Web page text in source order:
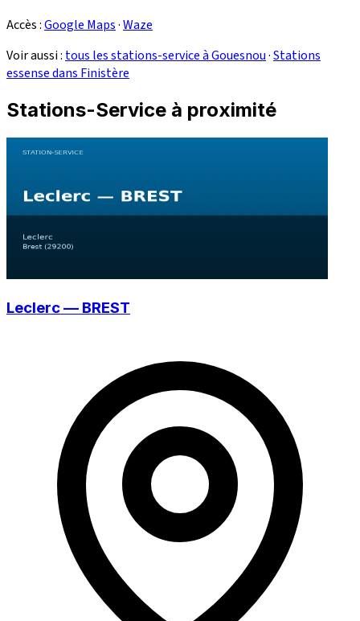
Accès :Google Maps·Waze
Voir aussi : tous les stations-service à Gouesnou·Stations
essense dans Finistère
Stations-Service à proximité
Leclerc — BREST